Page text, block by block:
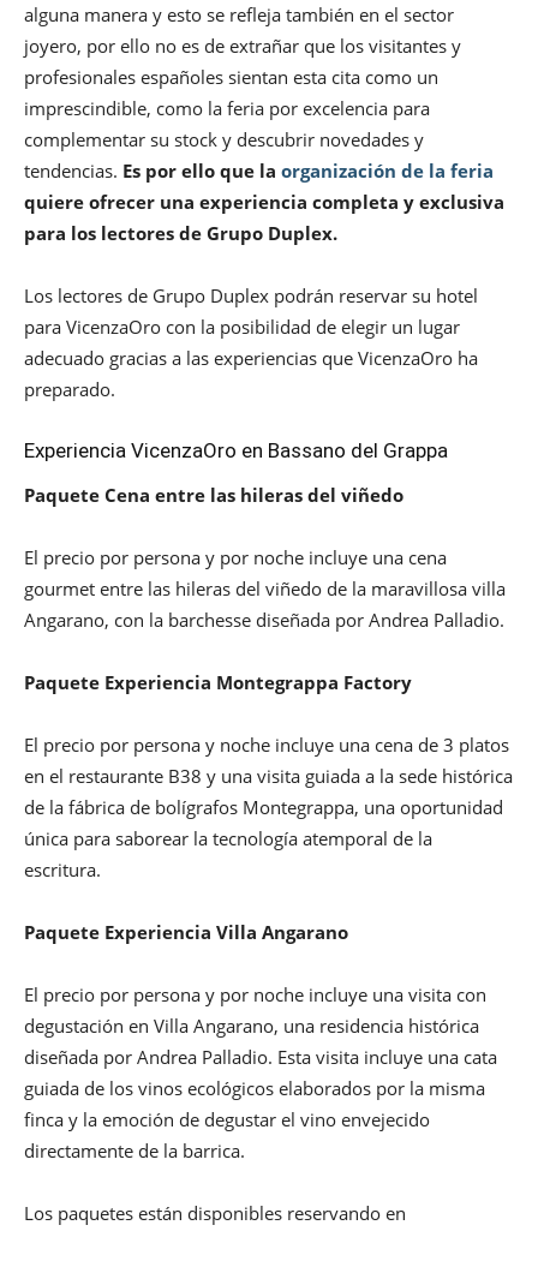
alguna manera y esto se refleja también en el sector
joyero, por ello no es de extrañar que los visitantes y
profesionales españoles sientan esta cita como un
imprescindible, como la feria por excelencia para
complementar su stock y descubrir novedades y
tendencias. Es por ello que la organización de la feria
quiere ofrecer una experiencia completa y exclusiva
para los lectores de Grupo Duplex.
Los lectores de Grupo Duplex podrán reservar su hotel
para VicenzaOro con la posibilidad de elegir un lugar
adecuado gracias a las experiencias que VicenzaOro ha
preparado.
Experiencia VicenzaOro en Bassano del Grappa
Paquete Cena entre las hileras del viñedo
El precio por persona y por noche incluye una cena
gourmet entre las hileras del viñedo de la maravillosa villa
Angarano, con la barchesse diseñada por Andrea Palladio.
Paquete Experiencia Montegrappa Factory
El precio por persona y noche incluye una cena de 3 platos
en el restaurante B38 y una visita guiada a la sede histórica
de la fábrica de bolígrafos Montegrappa, una oportunidad
única para saborear la tecnología atemporal de la
escritura.
Paquete Experiencia Villa Angarano
El precio por persona y por noche incluye una visita con
degustación en Villa Angarano, una residencia histórica
diseñada por Andrea Palladio. Esta visita incluye una cata
guiada de los vinos ecológicos elaborados por la misma
finca y la emoción de degustar el vino envejecido
directamente de la barrica.
Los paquetes están disponibles reservando en